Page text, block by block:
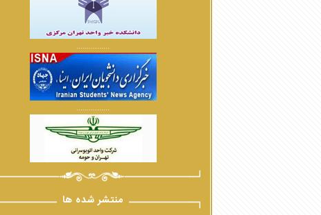
................
................
منتشر شده ها